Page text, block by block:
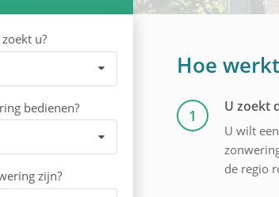
u?
bedienen?
zijn?
Hoe
1 U zoekt
U wilt
de regio